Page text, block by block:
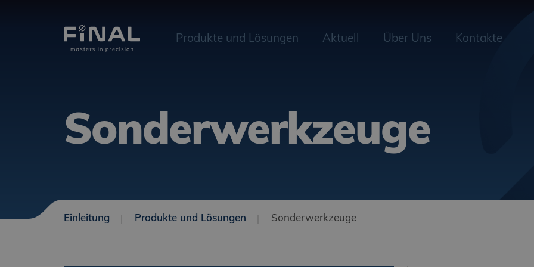
Produkte und Lösungen Aktuell Über Uns Kontakte
Sonderwerkzeuge
Einleitung Produkte und Lösungen Sonderwerkzeuge